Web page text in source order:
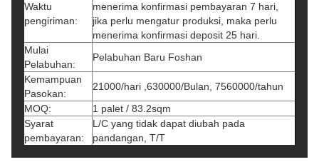
Waktu
pengiriman:
menerima konfirmasi pembayaran 7 hari,
jika perlu mengatur produksi, maka perlu
menerima konfirmasi deposit 25 hari.
Mulai
Pelabuhan:
Pelabuhan Baru Foshan
Kemampuan
Pasokan:
21000/hari ,630000/Bulan, 7560000/tahun
MOQ:
1 palet / 83.2sqm
Syarat
pembayaran:
L/C yang tidak dapat diubah pada
pandangan, T/T